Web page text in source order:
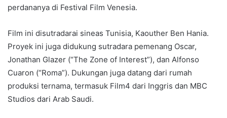
perdananya di Festival Film Venesia.
Film ini disutradarai sineas Tunisia, Kaouther Ben Hania.
Proyek ini juga didukung sutradara pemenang Oscar,
Jonathan Glazer (“The Zone of Interest”), dan Alfonso
Cuaron (“Roma”). Dukungan juga datang dari rumah
produksi ternama, termasuk Film4 dari Inggris dan MBC
Studios dari Arab Saudi.